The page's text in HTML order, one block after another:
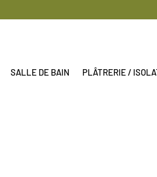
SALLE DE BAIN PLÂTRERIE /